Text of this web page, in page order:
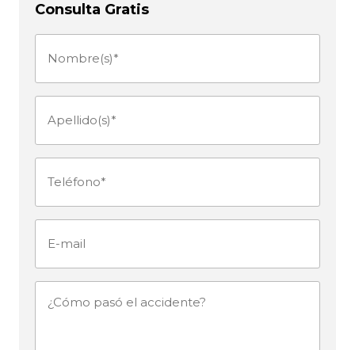
Consulta Gratis
Nombre(s)
Apellido(s)
Teléfono (Obligatorio)
¿Cómo